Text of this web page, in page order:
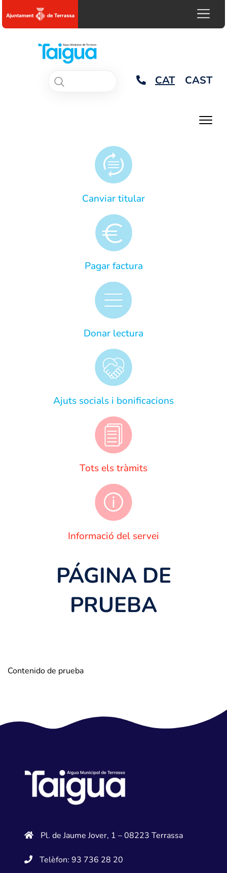
CAT CAST
Canviar titular
Pagar factura
Donar lectura
Ajuts socials i bonificacions
Tots els tràmits
Informació del servei
PÁGINA DE
PRUEBA
Contenido de prueba
Pl. de Jaume Jover, 1 – 08223 Terrassa
Telèfon: 93 736 28 20